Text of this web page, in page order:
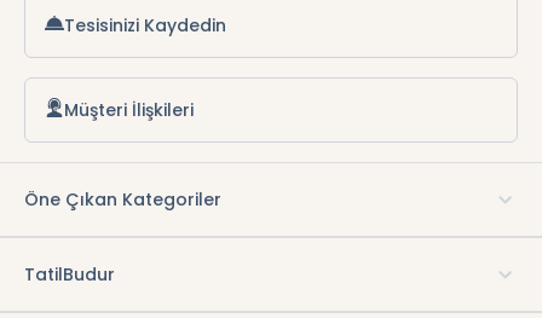
Tesisinizi Kaydedin
Müşteri İlişkileri
Öne Çıkan Kategoriler
TatilBudur